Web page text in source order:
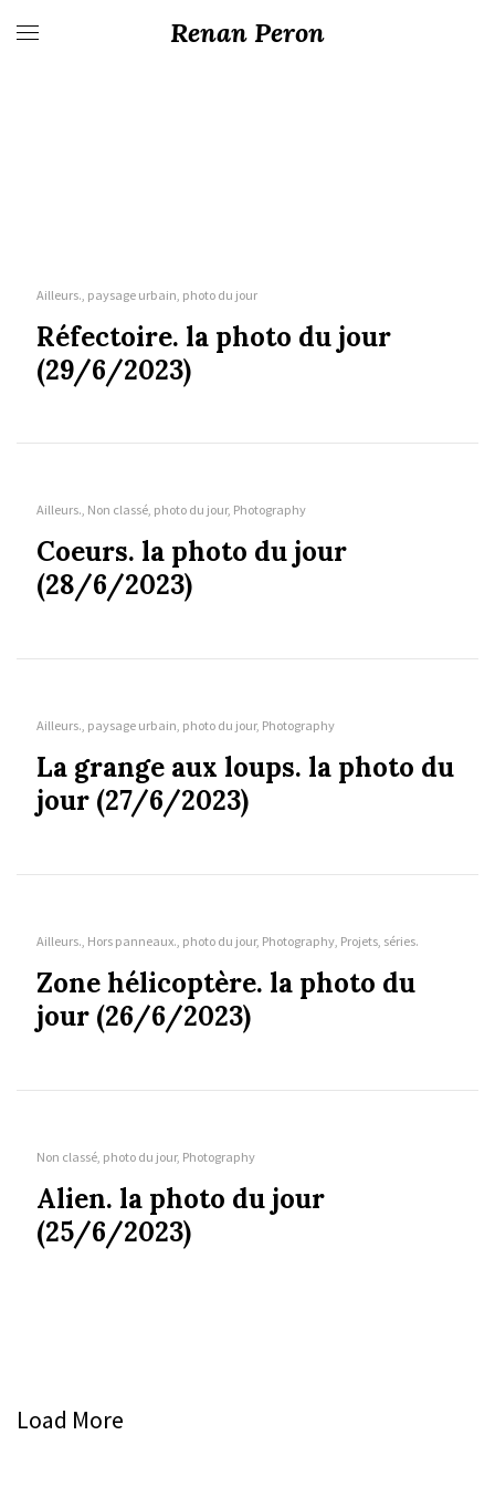
Renan Peron
Ailleurs., paysage urbain, photo du jour
Réfectoire. la photo du jour
(29/6/2023)
Ailleurs., Non classé, photo du jour, Photography
Coeurs. la photo du jour
(28/6/2023)
Ailleurs., paysage urbain, photo du jour, Photography
La grange aux loups. la photo du
jour (27/6/2023)
Ailleurs., Hors panneaux., photo du jour, Photography, Projets, séries.
Zone hélicoptère. la photo du
jour (26/6/2023)
Non classé, photo du jour, Photography
Alien. la photo du jour
(25/6/2023)
Load More